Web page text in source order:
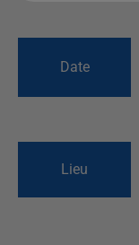
Date
Lieu